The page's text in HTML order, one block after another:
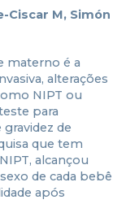
Ciscar M, Simón
materno é a
alterações
NIPT ou
para
de
que tem
alcançou
de cada bebê
após